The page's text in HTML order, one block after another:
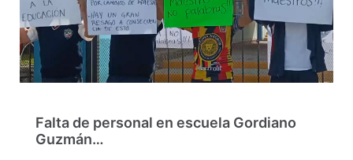
Falta de personal en escuela Gordiano
Guzmán…